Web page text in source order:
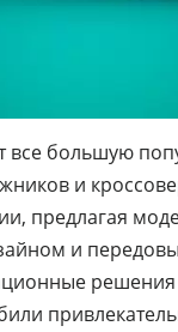
большую
и
предлагая
и